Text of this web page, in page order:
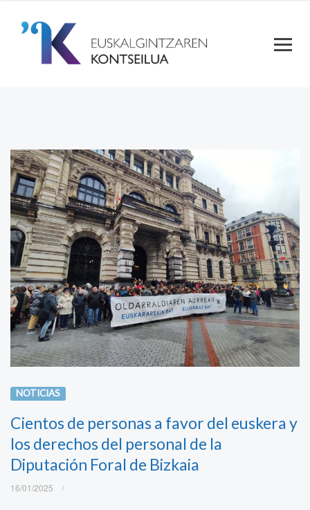
NOTICIAS
Cientos de personas a favor del euskera y
los derechos del personal de la
Diputación Foral de Bizkaia
16/01/2025